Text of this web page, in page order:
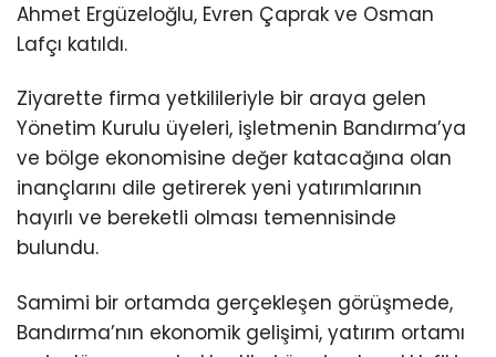
Ahmet Ergüzeloğlu, Evren Çaprak ve Osman
Lafçı katıldı.
Ziyarette firma yetkilileriyle bir araya gelen
Yönetim Kurulu üyeleri, işletmenin Bandırma’ya
ve bölge ekonomisine değer katacağına olan
inançlarını dile getirerek yeni yatırımlarının
hayırlı ve bereketli olması temennisinde
bulundu.
Samimi bir ortamda gerçekleşen görüşmede,
Bandırma’nın ekonomik gelişimi, yatırım ortamı